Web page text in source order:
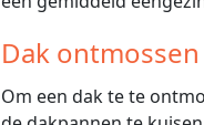
Dak
Om een dak te te